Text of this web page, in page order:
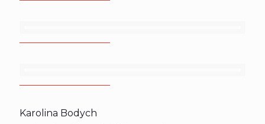
Karolina Bodych